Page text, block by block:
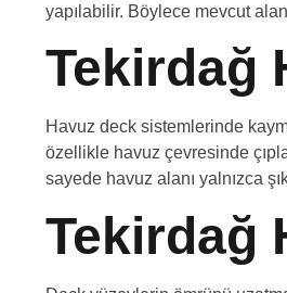
yapılabilir. Böylece mevcut
Tekirdağ
Havuz deck sistemlerinde
özellikle havuz çevresinde
sayede havuz alanı yalnızca
Tekirdağ